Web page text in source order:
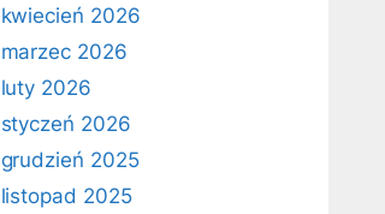
kwiecień 2026
marzec 2026
luty 2026
styczeń 2026
grudzień 2025
listopad 2025